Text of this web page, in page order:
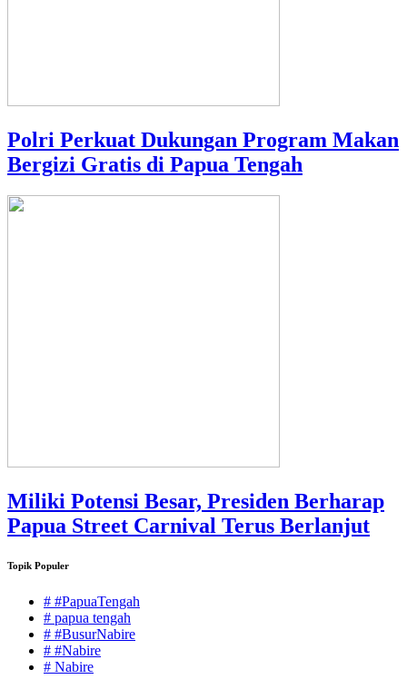
Polri Perkuat Dukungan Program Makan
Bergizi Gratis di Papua Tengah
Miliki Potensi Besar, Presiden Berharap
Papua Street Carnival Terus Berlanjut
Topik Populer
# #PapuaTengah
# papua tengah
# #BusurNabire
# #Nabire
# Nabire